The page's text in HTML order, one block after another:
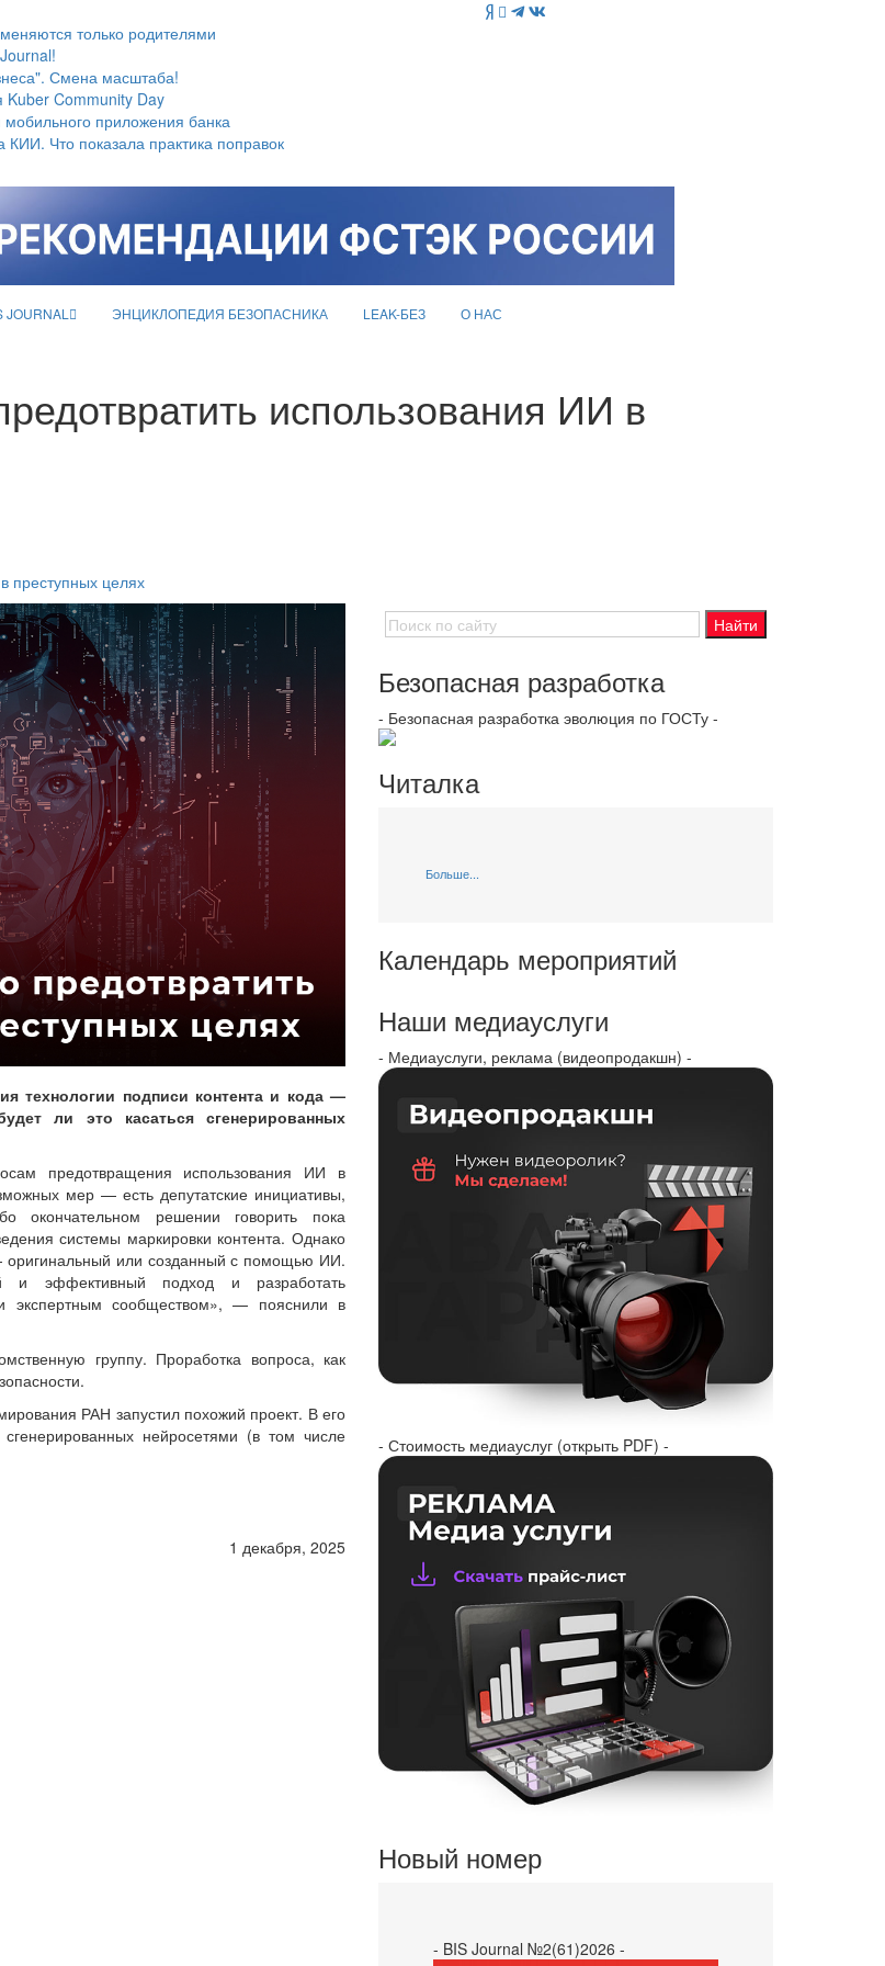
только родителями
Смена масштаба!
Community Day
приложения банка
Что показала практика поправок
JOURNAL ЭНЦИКЛОПЕДИЯ БЕЗОПАСНИКА LEAK-БЕЗ О НАС
использования ИИ в
преступных целях
технологии подписи контента и кода —
ли это касаться сгенерированных
предотвращения использования ИИ в
мер — есть депутатские инициативы,
решении говорить пока
системы маркировки контента. Однако
оригинальный или созданный с помощью ИИ.
и эффективный подход и разработать
экспертным сообществом», — пояснили в
группу. Проработка вопроса, как
РАН запустил похожий проект. В его
нейросетями (в том числе
1 декабря, 2025
Безопасная разработка
- Безопасная разработка эволюция по ГОСТу -
Читалка
Больше...
Календарь мероприятий
Наши медиауслуги
- Медиауслуги, реклама (видеопродакшн) -
- Стоимость медиауслуг (открыть PDF) -
Новый номер
- BIS Journal №2(61)2026 -